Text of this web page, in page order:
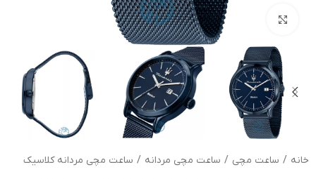
بزرگنمایی تصویر
خانه / ساعت مچی / ساعت مچی مردانه / ساعت مچی مردانه کلاسیک